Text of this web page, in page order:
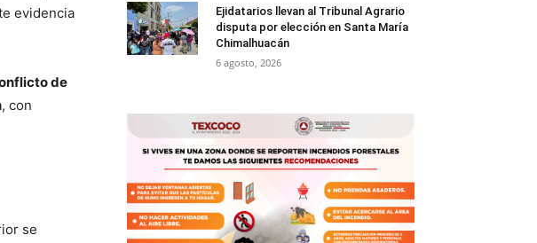
evidencia
de
, con
se
Ejidatarios llevan al Tribunal Agrario
disputa por elección en Santa María
Chimalhuacán
6 agosto, 2026